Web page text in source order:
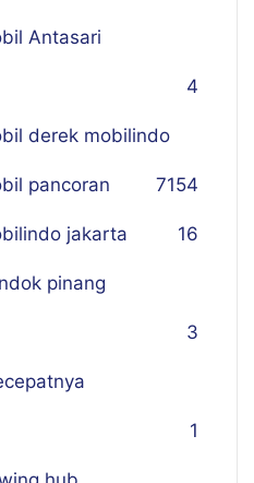
Antasari
4
derek mobilindo
154
pancoran 7
jakarta 16
pinang
3
1